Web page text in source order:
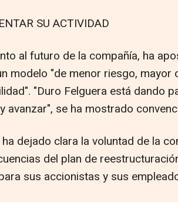
SU ACTIVIDAD
al futuro de la compañía, ha
modelo "de menor riesgo,
"Duro Felguera está dando
avanzar", se ha mostrado
ha dejado clara la voluntad de la
del plan de
sus accionistas y sus